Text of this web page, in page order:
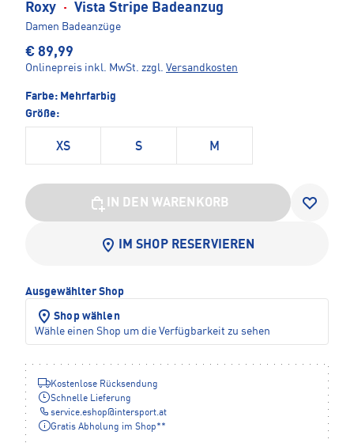
Roxy · Vista Stripe Badeanzug
Damen Badeanzüge
€ 89,99
Onlinepreis inkl. MwSt. zzgl. Versandkosten
Farbe: Mehrfarbig
Größe:
XS S M
IN DEN WARENKORB
IM SHOP RESERVIEREN
Ausgewählter Shop
Shop wählen
Wähle einen Shop um die Verfügbarkeit zu sehen
Kostenlose Rücksendung
Schnelle Lieferung
service.eshop@ intersport.at
Gratis Abholung im Shop**